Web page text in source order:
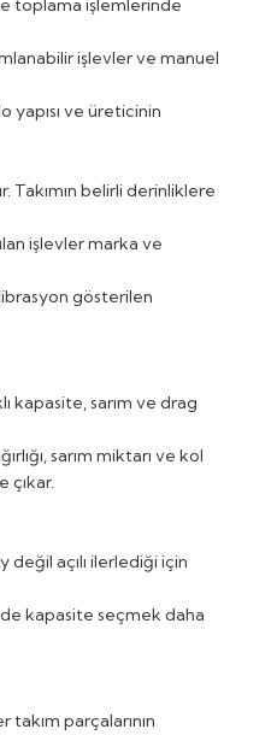
toplama işlemlerinde
işlevler ve manuel
yapısı ve üreticinin
Takımın belirli derinliklere
işlevler marka ve
gösterilen
kapasite, sarım ve drag
sarım miktarı ve kol
çıkar.
değil açılı ilerlediği için
kapasite seçmek daha
parçalarının